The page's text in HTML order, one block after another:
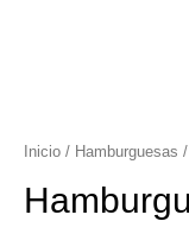
Inicio / Hamburguesas